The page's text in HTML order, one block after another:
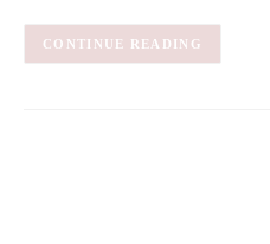
CONTINUE READING